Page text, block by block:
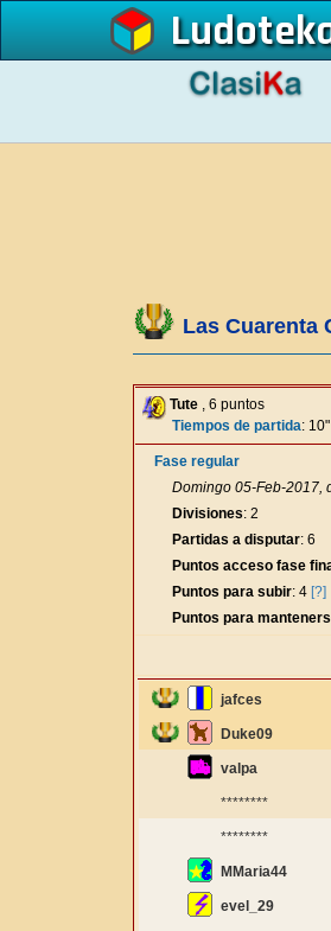
Las Cuarenta
Tute , 6 puntos
Tiempos de partida: 10"
Fase regular
Domingo 05-Feb-2017,
Divisiones: 2
Partidas a disputar: 6
Puntos acceso fase
Puntos para subir: 4 [?]
Puntos para
jafces
Duke09
valpa
********
********
MMaria44
evel_29